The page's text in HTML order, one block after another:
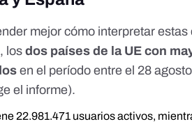
mejor cómo interpretar
losdos países de la UE con
en el período entre el 28
el informe).
22.981.471 usuarios activos,